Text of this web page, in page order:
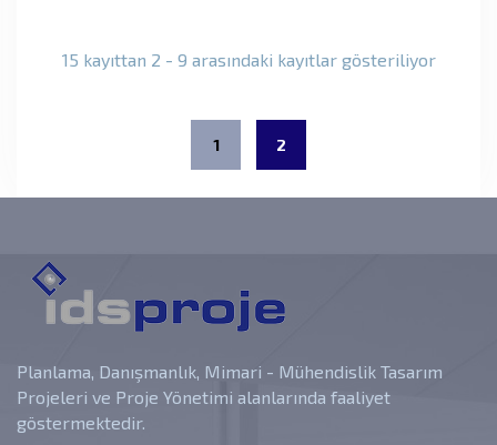
15 kayıttan 2 - 9 arasındaki kayıtlar gösteriliyor
1 2
Planlama, Danışmanlık, Mimari - Mühendislik Tasarım
Projeleri ve Proje Yönetimi alanlarında faaliyet
göstermektedir.